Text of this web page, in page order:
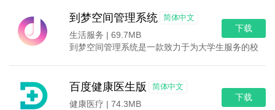
到梦空间管理系统 简体中文
生活服务 | 69.7MB
到梦空间管理系统是一款致力于为大学生服务的校园
下载
百度健康医生版 简体中文
健康医疗 | 74.3MB
下载